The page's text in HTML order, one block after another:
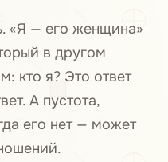
«Я — его женщина»
в другом
кто я? Это ответ
А пустота,
его нет — может